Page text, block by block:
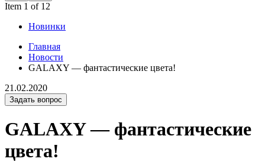
Item 1 of 12
Новинки
Главная
Новости
GALAXY — фантастические цвета!
21.02.2020
Задать вопрос
GALAXY — фантастические
цвета!